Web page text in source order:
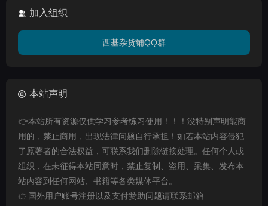
加入组织
西基杂货铺QQ群
本站声明
👉本站所有资源仅供学习参考练习使用！！！没特别声明能商
用的，禁止商用，出现法律问题自行承担！如若本站内容侵犯
了原著者的合法权益，可联系我们删除链接处理。任何个人或
组织，在未征得本站同意时，禁止复制、盗用、采集、发布本
站内容到任何网站、书籍等各类媒体平台。
👉国外用户账号注册以及支付赞助问题请联系邮箱